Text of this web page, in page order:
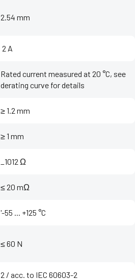
2.54 mm
‌ 2 A
Rated current measured at 20 °C, see
derating curve for details
≥ 1.2 mm
≥ 1 mm
_1012 Ω
≤ 20 mΩ
'-55 ... +125 °C
≤ 60 N
2 / acc. to IEC 60603-2